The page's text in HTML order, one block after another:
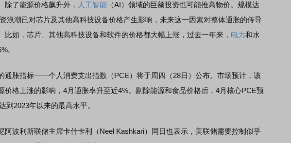
除了能源价格飙升外， 人工智能 （AI）领域的巨额投资也可能推高物价。规模达
浪潮已对芯片及其他高科技设备价格产生影响，未来这一因素对整体通胀的传导
比如，芯片、其他高科技设备和软件的价格都大幅上涨，过去一年来， 电力和水
。
胀指标——个人消费支出指数（PCE）将于周四（28日）公布。市场预计，该
价格上涨的影响，4月通胀率升至近4%。剔除能源和食品价格后，4月核心PCE预
到2023年以来的最高水平。
波利斯联储主席卡什卡利（Neel Kashkari）同日也表示，美联储需要控制似乎